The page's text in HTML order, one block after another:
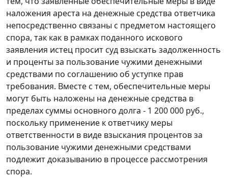
наложения ареста на денежные средства ответчика
непосредственно связаны с предметом настоящего
спора, так как в рамках поданного искового
заявления истец просит суд взыскать задолженность
и проценты за пользование чужими денежными
средствами по соглашению об уступке прав
требования. Вместе с тем, обеспечительные меры
могут быть наложены на денежные средства в
пределах суммы основного долга - 1 200 000 руб.,
поскольку применение к ответчику меры
ответственности в виде взыскания процентов за
пользование чужими денежными средствами
подлежит доказыванию в процессе рассмотрения
спора.